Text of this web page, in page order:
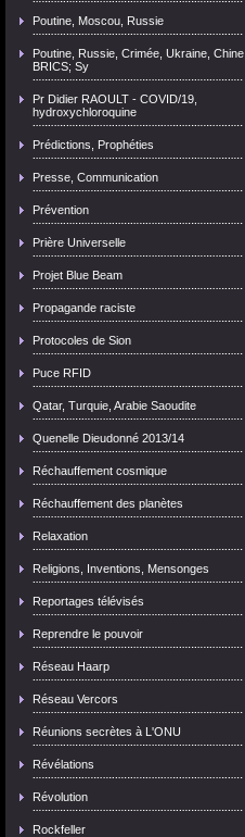
Poutine, Moscou, Russie
Poutine, Russie, Crimée, Ukraine, Chine,
BRICS; Sy
Pr Didier RAOULT - COVID/19,
hydroxychloroquine
Prédictions, Prophéties
Presse, Communication
Prévention
Prière Universelle
Projet Blue Beam
Propagande raciste
Protocoles de Sion
Puce RFID
Qatar, Turquie, Arabie Saoudite
Quenelle Dieudonné 2013/14
Réchauffement cosmique
Réchauffement des planètes
Relaxation
Religions, Inventions, Mensonges
Reportages télévisés
Reprendre le pouvoir
Réseau Haarp
Réseau Vercors
Réunions secrètes à L'ONU
Révélations
Révolution
Rockfeller